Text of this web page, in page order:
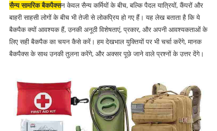
सैन्य सामरिक बैकपैक्सन केवल सैन्य कर्मियों के बीच, बल्कि पैदल यात्रियों, कैंपरों और
बाहरी साहसी लोगों के बीच भी तेजी से लोकप्रिय हो गए हैं। यह लेख बताता है कि ये
बैकपैक क्यों आवश्यक हैं, उनकी अनूठी विशेषताएं, प्रकार, और अपनी आवश्यकताओं के
लिए सही बैकपैक का चयन कैसे करें। हम देखभाल युक्तियों पर भी चर्चा करेंगे, मानक
बैकपैक्स के साथ उनकी तुलना करेंगे, और अक्सर पूछे जाने वाले प्रश्नों के उत्तर देंगे।